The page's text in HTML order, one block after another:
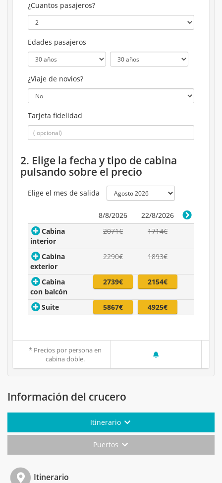
¿Cuantos pasajeros?
Edades pasajeros
¿Viaje de novios?
Tarjeta fidelidad
2. Elige la fecha y tipo de cabina
pulsando sobre el precio
Elige el mes de salida
8/8/2026
22/8/2026
Cabina
interior
2071€ 1714€
Cabina
exterior
2290€ 1893€
Cabina
con balcón
2739€ 2154€
Suite 5867€ 4925€
* Precios por persona en
cabina doble.
Información del crucero
Itinerario
Puertos
Itinerario